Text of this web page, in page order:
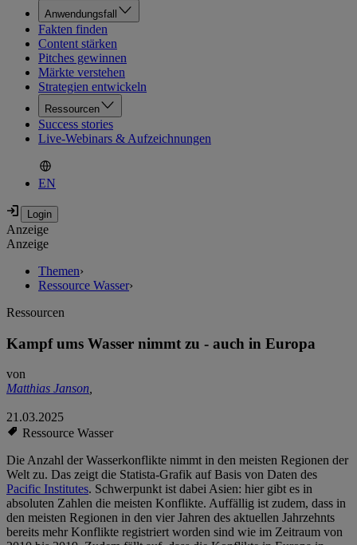
Anwendungsfall
Fakten finden
Content stärken
Pitches gewinnen
Märkte verstehen
Strategien entwickeln
Ressourcen
Success stories
Live-Webinars & Aufzeichnungen
EN
Anzeige
Anzeige
Themen›
Ressource Wasser›
Ressourcen
Kampf ums Wasser nimmt zu - auch in Europa
von
Matthias Janson,
21.03.2025
Ressource Wasser
Die Anzahl der Wasserkonflikte nimmt in den meisten Regionen der
Welt zu. Das zeigt die Statista-Grafik auf Basis von Daten des
Pacific Institutes. Schwerpunkt ist dabei Asien: hier gibt es in
absoluten Zahlen die meisten Konflikte. Auffällig ist zudem, dass in
den meisten Regionen in den vier Jahren des aktuellen Jahrzehnts
bereits mehr Konflikte registriert worden sind wie im Zeitraum von